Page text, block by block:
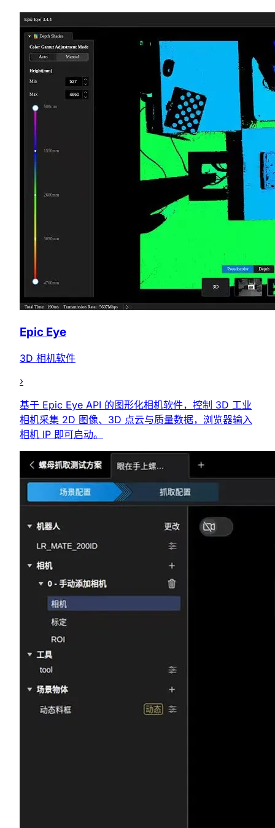
Epic Eye
3D 相机软件
›
基于 Epic Eye API 的图形化相机软件，控制 3D 工业
相机采集 2D 图像、3D 点云与质量数据，浏览器输入
相机 IP 即可启动。